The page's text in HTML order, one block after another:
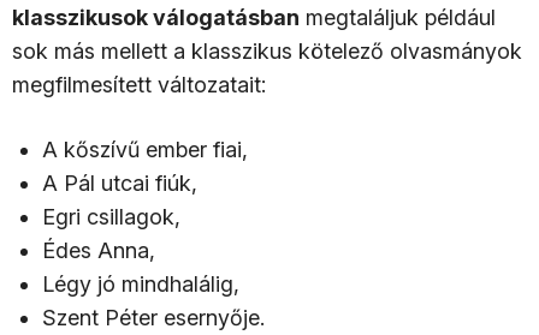
klasszikusok válogatásban megtaláljuk például
sok más mellett a klasszikus kötelező olvasmányok
megfilmesített változatait:
A kőszívű ember fiai,
A Pál utcai fiúk,
Egri csillagok,
Édes Anna,
Légy jó mindhalálig,
Szent Péter esernyője.